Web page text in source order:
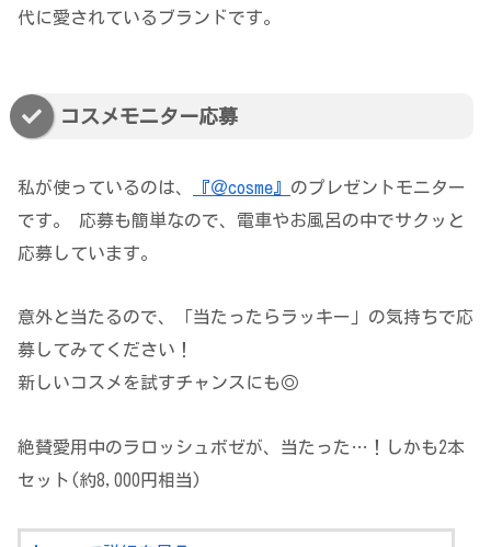
代に愛されているブランドです。
コスメモニター応募
私が使っているのは、 『＠cosme』 のプレゼントモニター
です。 応募も簡単なので、電車やお風呂の中でサクッと
応募しています。
意外と当たるので、「当たったらラッキー」の気持ちで応
募してみてください！
新しいコスメを試すチャンスにも◎
絶賛愛用中のラロッシュボゼが、当たった…！しかも2本
セット(約8,000円相当)